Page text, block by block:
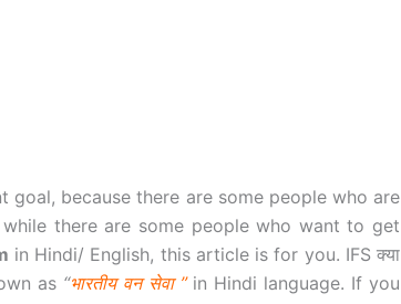
because there are some people who are
there are some people who want to get
in Hindi/ English, this article is for you. IFS क्या
as “भारतीय वन सेवा ”in Hindi language. If you